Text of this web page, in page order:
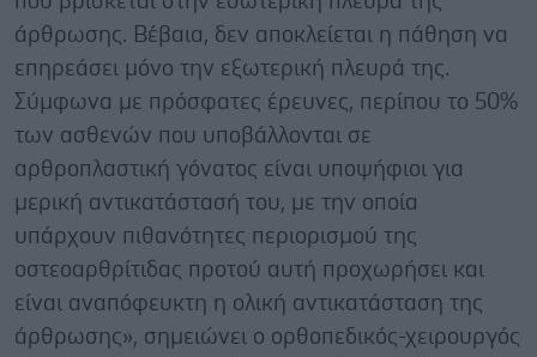
άρθρωσης. Βέβαια, δεν αποκλείεται η πάθηση να
επηρεάσει μόνο την εξωτερική πλευρά της.
Σύμφωνα με πρόσφατες έρευνες, περίπου το 50%
των ασθενών που υποβάλλονται σε
αρθροπλαστική γόνατος είναι υποψήφιοι για
μερική αντικατάστασή του, με την οποία
υπάρχουν πιθανότητες περιορισμού της
οστεοαρθρίτιδας προτού αυτή προχωρήσει και
είναι αναπόφευκτη η ολική αντικατάσταση της
άρθρωσης», σημειώνει ο ορθοπεδικός-χειρουργός